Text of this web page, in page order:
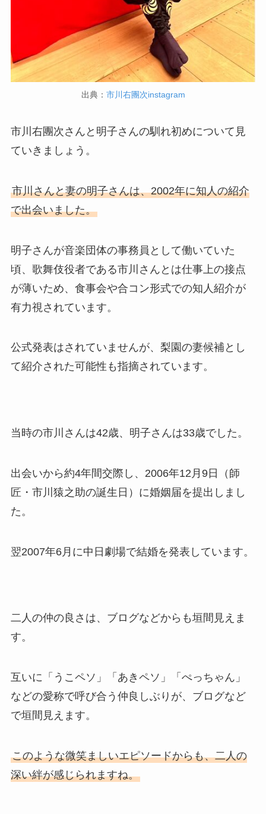
出典： 市川右團次instagram
市川右團次さんと明子さんの馴れ初めについて見
ていきましょう。
市川さんと妻の明子さんは、2002年に知人の紹介
で出会いました。
明子さんが音楽団体の事務員として働いていた
頃、歌舞伎役者である市川さんとは仕事上の接点
が薄いため、食事会や合コン形式での知人紹介が
有力視されています。
公式発表はされていませんが、梨園の妻候補とし
て紹介された可能性も指摘されています。
当時の市川さんは42歳、明子さんは33歳でした。
出会いから約4年間交際し、2006年12月9日（師
匠・市川猿之助の誕生日）に婚姻届を提出しまし
た。
翌2007年6月に中日劇場で結婚を発表しています。
二人の仲の良さは、ブログなどからも垣間見えま
す。
互いに「うこペソ」「あきペソ」「ぺっちゃん」
などの愛称で呼び合う仲良しぶりが、ブログなど
で垣間見えます。
このような微笑ましいエピソードからも、二人の
深い絆が感じられますね。